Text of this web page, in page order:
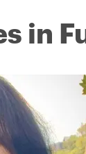
in